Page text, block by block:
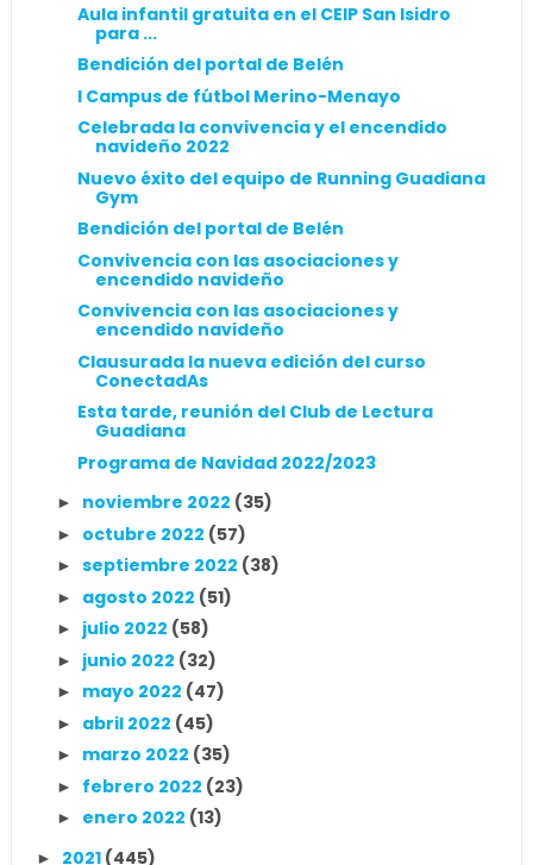
Aula infantil gratuita en el CEIP San Isidro
para ...
Bendición del portal de Belén
I Campus de fútbol Merino-Menayo
Celebrada la convivencia y el encendido
navideño 2022
Nuevo éxito del equipo de Running Guadiana
Gym
Bendición del portal de Belén
Convivencia con las asociaciones y
encendido navideño
Convivencia con las asociaciones y
encendido navideño
Clausurada la nueva edición del curso
ConectadAs
Esta tarde, reunión del Club de Lectura
Guadiana
Programa de Navidad 2022/2023
► noviembre 2022 (35)
► octubre 2022 (57)
► septiembre 2022 (38)
► agosto 2022 (51)
► julio 2022 (58)
► junio 2022 (32)
► mayo 2022 (47)
► abril 2022 (45)
► marzo 2022 (35)
► febrero 2022 (23)
► enero 2022 (13)
► 2021 (445)